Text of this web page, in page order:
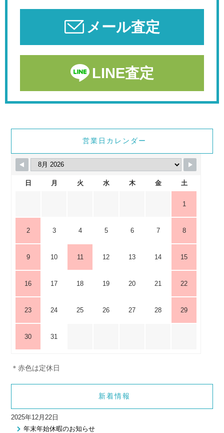
メール査定
LINE査定
営業日カレンダー
日 月 火 水 木 金 土
1
2 3 4 5 6 7 8
9 10 11 12 13 14 15
16 17 18 19 20 21 22
23 24 25 26 27 28 29
30 31
＊赤色は定休日
新着情報
2025年12月22日
年末年始休暇のお知らせ